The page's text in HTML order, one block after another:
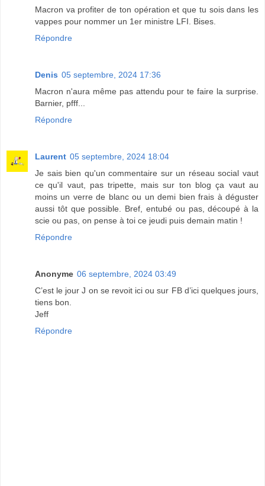
Macron va profiter de ton opération et que tu sois dans les
vappes pour nommer un 1er ministre LFI. Bises.
Répondre
Denis 05 septembre, 2024 17:36
Macron n'aura même pas attendu pour te faire la surprise.
Barnier, pfff...
Répondre
Laurent 05 septembre, 2024 18:04
Je sais bien qu'un commentaire sur un réseau social vaut
ce qu'il vaut, pas tripette, mais sur ton blog ça vaut au
moins un verre de blanc ou un demi bien frais à déguster
aussi tôt que possible. Bref, entubé ou pas, découpé à la
scie ou pas, on pense à toi ce jeudi puis demain matin !
Répondre
Anonyme 06 septembre, 2024 03:49
C’est le jour J on se revoit ici ou sur FB d’ici quelques jours,
tiens bon.
Jeff
Répondre